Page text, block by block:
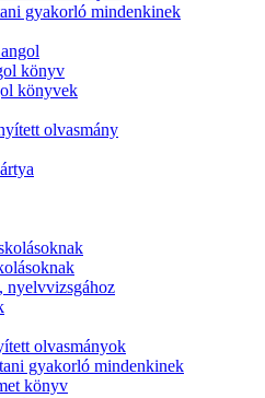
gyakorló mindenkinek
könyv
könyvek
olvasmány
nyelvvizsgához
olvasmányok
gyakorló mindenkinek
könyv